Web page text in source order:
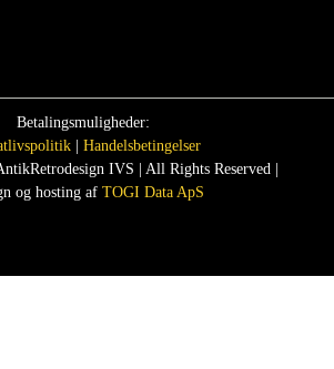
Betalingsmuligheder:
Handelsbetingelser
IVS | All Rights Reserved |
og hosting af TOGI Data ApS